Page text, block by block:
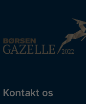
Kontakt os